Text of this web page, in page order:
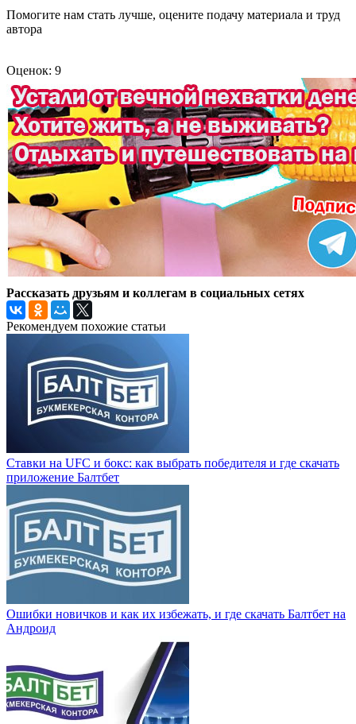
Помогите нам стать лучше, оцените подачу материала и труд
автора
Оценок: 9
Рассказать друзьям и коллегам в социальных сетях
Рекомендуем похожие статьи
Ставки на UFC и бокс: как выбрать победителя и где скачать
приложение Балтбет
Ошибки новичков и как их избежать, и где скачать Балтбет на
Андроид